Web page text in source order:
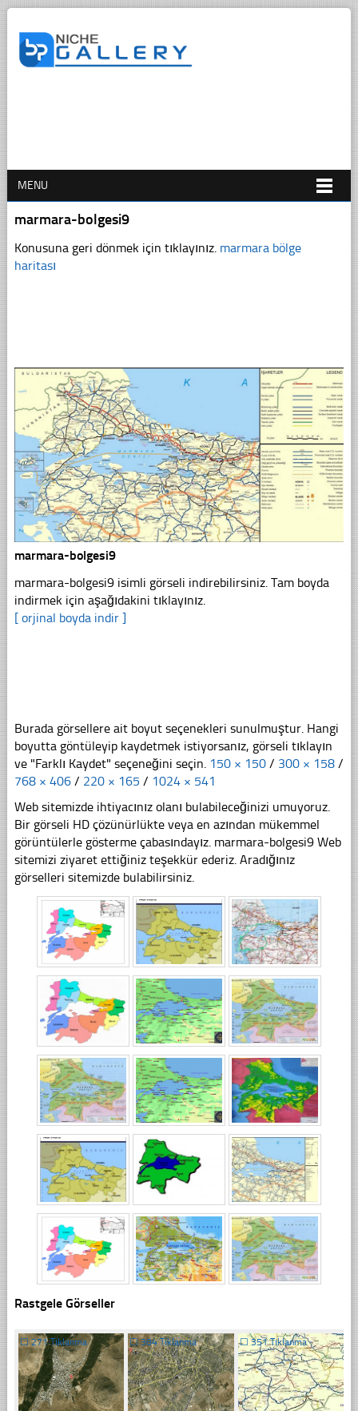
MENU
marmara-bolgesi9
Konusuna geri dönmek için tıklayınız. marmara bölge
haritası
marmara-bolgesi9
marmara-bolgesi9 isimli görseli indirebilirsiniz. Tam boyda
indirmek için aşağıdakini tıklayınız.
[ orjinal boyda indir ]
Burada görsellere ait boyut seçenekleri sunulmuştur. Hangi
boyutta göntüleyip kaydetmek istiyorsanız, görseli tıklayın
ve "Farklı Kaydet" seçeneğini seçin. 150 × 150 / 300 × 158 /
768 × 406 / 220 × 165 / 1024 × 541
Web sitemizde ihtiyacınız olanı bulabileceğinizi umuyoruz.
Bir görseli HD çözünürlükte veya en azından mükemmel
görüntülerle gösterme çabasındayız. marmara-bolgesi9 Web
sitemizi ziyaret ettiğiniz teşekkür ederiz. Aradığınız
görselleri sitemizde bulabilirsiniz.
Rastgele Görseller
☐271 Tıklanma ☐384 Tıklanma ☐ 351 Tıklanma